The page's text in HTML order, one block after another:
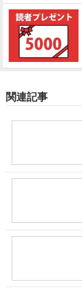
関連記事